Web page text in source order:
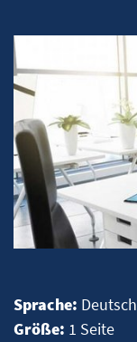
Sprache: Deutsch
Größe: 1 Seite